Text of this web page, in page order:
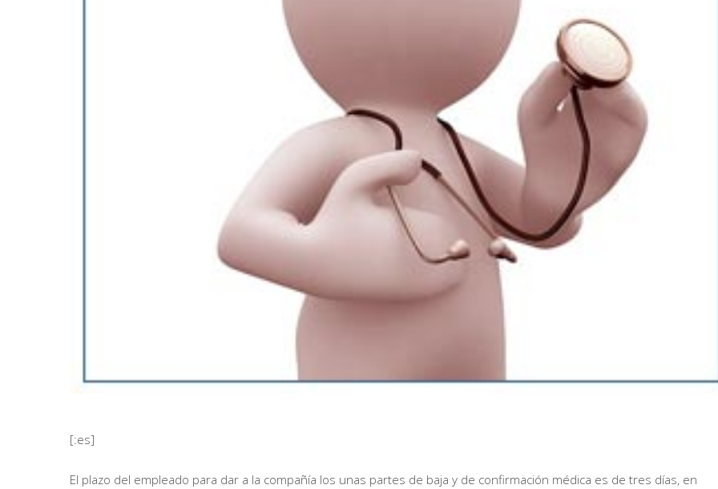
[:es]
El plazo del empleado para dar a la compañía los unas partes de baja y de confirmación médica es de tres días, en